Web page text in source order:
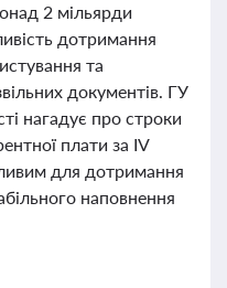
2 мільярди
дотримання
та
документів. ГУ
нагадує про строки
плати за IV
для дотримання
наповнення